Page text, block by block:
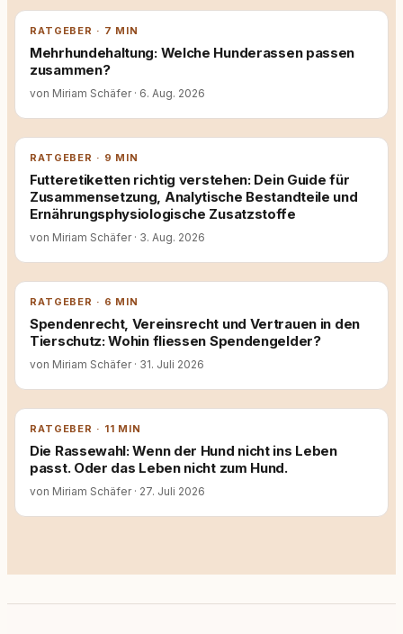
RATGEBER · 7 MIN
Mehrhundehaltung: Welche Hunderassen passen
zusammen?
von Miriam Schäfer · 6. Aug. 2026
RATGEBER · 9 MIN
Futteretiketten richtig verstehen: Dein Guide für
Zusammensetzung, Analytische Bestandteile und
Ernährungsphysiologische Zusatzstoffe
von Miriam Schäfer · 3. Aug. 2026
RATGEBER · 6 MIN
Spendenrecht, Vereinsrecht und Vertrauen in den
Tierschutz: Wohin fliessen Spendengelder?
von Miriam Schäfer · 31. Juli 2026
RATGEBER · 11 MIN
Die Rassewahl: Wenn der Hund nicht ins Leben
passt. Oder das Leben nicht zum Hund.
von Miriam Schäfer · 27. Juli 2026